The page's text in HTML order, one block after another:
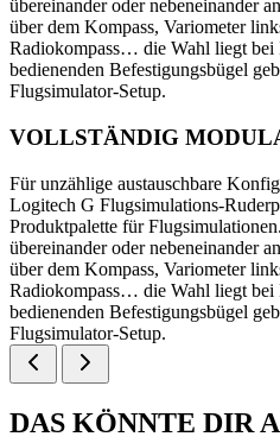
übereinander oder nebeneinander
über dem Kompass, Variometer
Radiokompass… die Wahl liegt bei
bedienenden Befestigungsbügel
Flugsimulator-Setup.
VOLLSTÄNDIG
Für unzählige austauschbare
Logitech G Flugsimulations-
Produktpalette für
übereinander oder nebeneinander
über dem Kompass, Variometer
Radiokompass… die Wahl liegt bei
bedienenden Befestigungsbügel
Flugsimulator-Setup.
DAS KÖNNTE DIR